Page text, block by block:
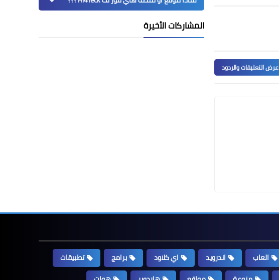
عرض التعليقات والردود
المشاركات الأخيرة
العاب اندرويد اي كلاود برامج
تطبيقات